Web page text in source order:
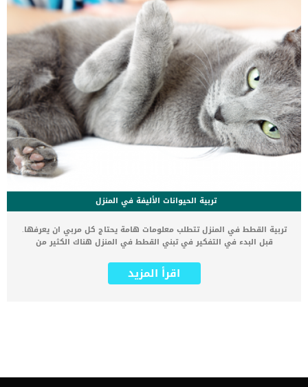
تربية الحيوانات الأليفة في المنزل
تربية القطط في المنزل تتطلب معلومات هامة يحتاج كل مربي ان يعرفها.
قبل البدء في التفكير في تبني القطط في المنزل هناك الكثير من
برغم أن القطط حيوانات أليفة جميلة وودودة لكنها تحتاج منك عناية
ورعاية كبيرة. يعتقد البعض ان تربية الحيوانات الأليفة تتلخص في توفير
الذين يبحثون دوما عن من يتبنى القطط الصغيره الوليدة؟ أو من يبحث عن
اقرأ المزيد